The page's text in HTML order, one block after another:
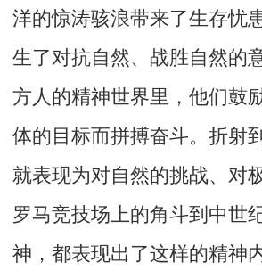
洋的惊涛骇浪带来了生存忧
生了对抗自然、战胜自然的
方人的精神世界里，他们鼓
体的目标而拼搏奋斗。折射
就表现为对自然的挑战、对
罗马竞技场上的角斗到中世
神，都表现出了这样的精神内